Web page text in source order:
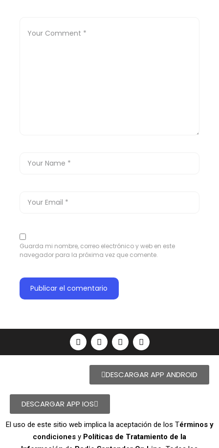
Guarda mi nombre, correo electrónico y web en este
navegador para la próxima vez que comente.
DESCARGAR APP ANDROID
DESCARGAR APP IOS
El uso de este sitio web implica la aceptación de los Términos y
condiciones y Políticas de Tratamiento de la